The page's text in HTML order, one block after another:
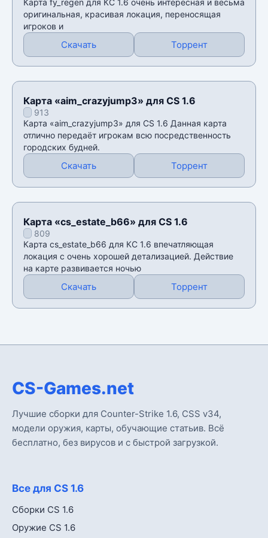
оригинальная, красивая локация, переносящая
игроков и
Скачать Торрент
Карта «aim_crazyjump3» для CS 1.6
913
Карта «aim_crazyjump3» для CS 1.6 Данная карта
отлично передаёт игрокам всю посредственность
городских будней.
Скачать Торрент
Карта «cs_estate_b66» для CS 1.6
809
Карта cs_estate_b66 для КС 1.6 впечатляющая
локация с очень хорошей детализацией. Действие
на карте развивается ночью
Скачать Торрент
CS-Games.net
Лучшие сборки для Counter-Strike 1.6, CSS v34,
модели оружия, карты, обучающие статьив. Всё
бесплатно, без вирусов и с быстрой загрузкой.
Все для CS 1.6
Сборки CS 1.6
Оружие CS 1.6